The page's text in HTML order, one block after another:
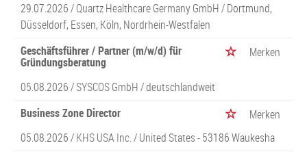
29.07.2026 /Quartz Healthcare Germany GmbH/ Dortmund,
Düsseldorf, Essen, Köln, Nordrhein-Westfalen
Geschäftsführer / Partner (m/w/d) für
Gründungsberatung
Merken
05.08.2026 /SYSCOS GmbH/ deutschlandweit
Business Zone Director
Merken
05.08.2026 /KHS USA Inc./ United States - 53186 Waukesha